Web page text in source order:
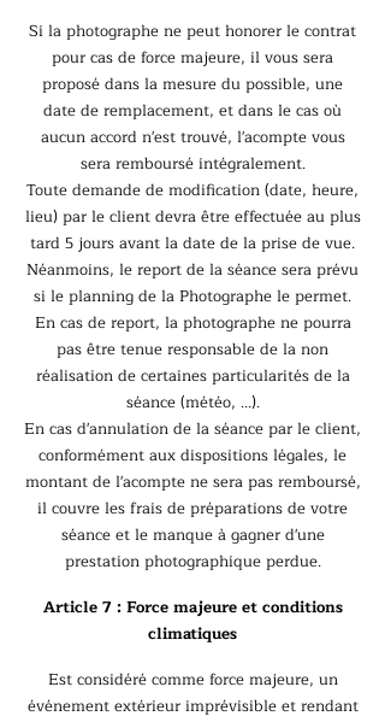
Si la photographe ne peut honorer le contrat
pour cas de force majeure, il vous sera
proposé dans la mesure du possible, une
date de remplacement, et dans le cas où
aucun accord n'est trouvé, l'acompte vous
sera remboursé intégralement.
Toute demande de modification (date, heure,
lieu) par le client devra être effectuée au plus
tard 5 jours avant la date de la prise de vue.
Néanmoins, le report de la séance sera prévu
si le planning de la Photographe le permet.
En cas de report, la photographe ne pourra
pas être tenue responsable de la non
réalisation de certaines particularités de la
séance (météo, ...).
En cas d'annulation de la séance par le client,
conformément aux dispositions légales, le
montant de l'acompte ne sera pas remboursé,
il couvre les frais de préparations de votre
séance et le manque à gagner d'une
prestation photographique perdue.
Article 7 : Force majeure et conditions
climatiques
Est considéré comme force majeure, un
événement extérieur imprévisible et rendant